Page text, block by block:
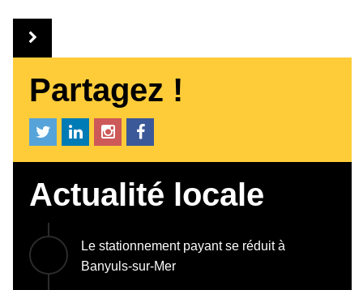
Partagez !
Actualité locale
Le stationnement payant se réduit à
Banyuls-sur-Mer